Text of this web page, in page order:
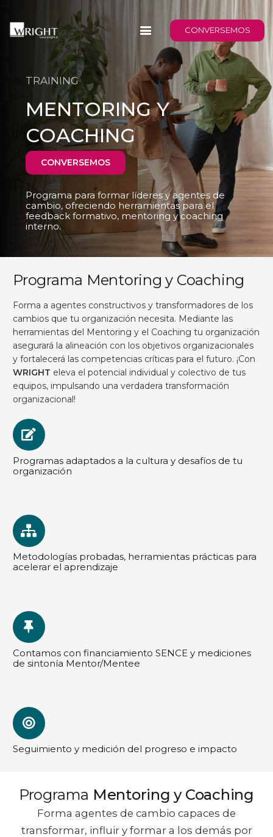
CONVERSEMOS
TRAINING
MENTORING Y
COACHING
CONVERSEMOS
Programa para formar líderes y agentes de
cambio, ofreciendo herramientas para el
feedback formativo, mentoring y coaching
interno.
Programa Mentoring y Coaching
Forma a agentes constructivos y transformadores de los
cambios que tu organización necesita. Mediante las
herramientas del Mentoring y el Coaching tu organización
asegurará la alineación con los objetivos organizacionales
y fortalecerá las competencias críticas para el futuro. ¡Con
WRIGHT eleva el potencial individual y colectivo de tus
equipos, impulsando una verdadera transformación
organizacional!
Programas adaptados a la cultura y desafíos de tu
organización
Metodologías probadas, herramientas prácticas para
acelerar el aprendizaje
Contamos con financiamiento SENCE y mediciones
de sintonía Mentor/Mentee
Seguimiento y medición del progreso e impacto
Programa Mentoring y Coaching
Forma agentes de cambio capaces de
transformar, influir y formar a los demás por